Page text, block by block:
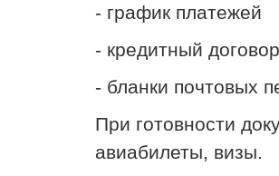
- график платежей
- кредитный
- бланки почтовых
При готовности
авиабилеты, визы.